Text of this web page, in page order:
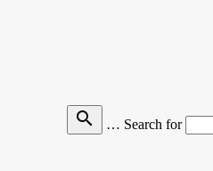
Search for
search